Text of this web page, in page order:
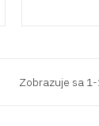
Zobrazuje sa